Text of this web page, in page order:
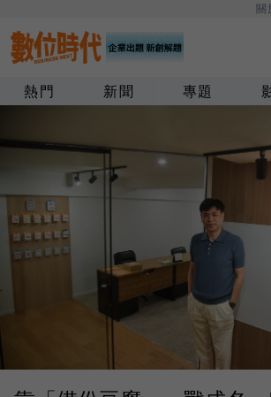
關
熱門 新聞 專題